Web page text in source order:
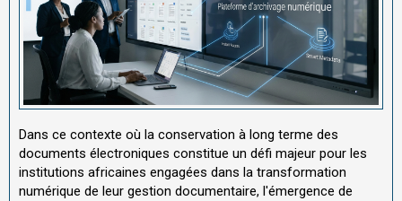
Dans ce contexte où la conservation à long terme des
documents électroniques constitue un défi majeur pour les
institutions africaines engagées dans la transformation
numérique de leur gestion documentaire, l'émergence de